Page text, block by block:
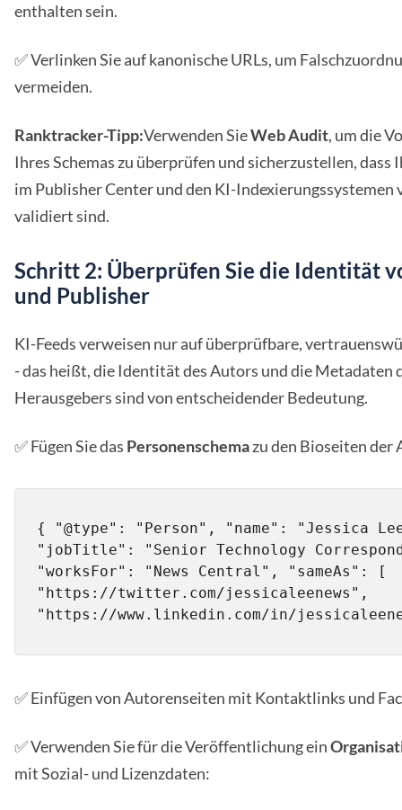
enthalten sein.
✅ Verlinken Sie auf kanonische URLs, um
vermeiden.
Ranktracker-Tipp:Verwenden SieWeb Audit, um die
Ihres Schemas zu überprüfen und sicherzustellen, dass
im Publisher Center und den KI-Indexierungssystemen
validiert sind.
Schritt 2: Überprüfen Sie die Identität
und Publisher
KI-Feeds verweisen nur auf überprüfbare,
- das heißt, die Identität des Autors und die Metadaten
Herausgebers sind von entscheidender Bedeutung.
✅ Fügen Sie das Personenschemazu den Bioseiten der
{ "@type": "Person", "name": "Jessica
"jobTitle": "Senior Technology
"worksFor": "News Central", "sameAs": [
"https://twitter.com/jessicaleenews",
"https://www.linkedin.com/in/
✅ Einfügen von Autorenseiten mit Kontaktlinks und
✅ Verwenden Sie für die Veröffentlichung ein
mit Sozial- und Lizenzdaten: